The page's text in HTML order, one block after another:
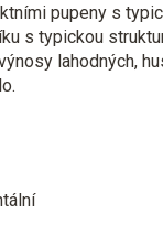
pupeny s
s typickou
lahodných,